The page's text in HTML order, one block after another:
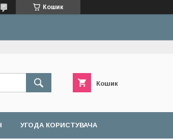
Кошик
Кошик
УГОДА КОРИСТУВАЧА